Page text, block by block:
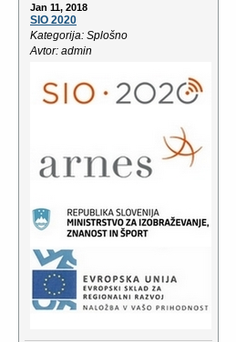
Jan 11, 2018
SIO 2020
Kategorija: Splošno
Avtor: admin